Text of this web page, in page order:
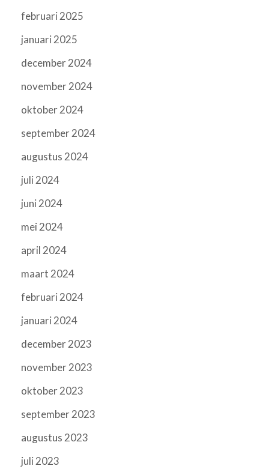
februari 2025
januari 2025
december 2024
november 2024
oktober 2024
september 2024
augustus 2024
juli 2024
juni 2024
mei 2024
april 2024
maart 2024
februari 2024
januari 2024
december 2023
november 2023
oktober 2023
september 2023
augustus 2023
juli 2023